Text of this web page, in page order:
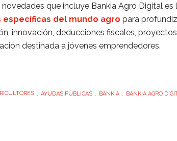
novedades que incluye Bankia Agro Digital
específicas del mundo agro para
innovación, deducciones fiscales,
destinada a jóvenes emprendedores.
AYUDAS PÚBLICAS BANKIA BANKIA AGRO